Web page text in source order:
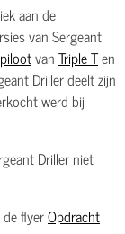
aan de
van Sergeant
pilootvanTriple Ten
Driller deelt zijn
werd bij
Driller niet
flyerOpdracht